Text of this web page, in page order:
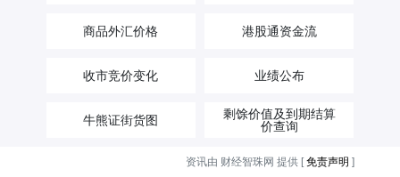
商品外汇价格 港股通资金流
收市竞价变化 业绩公布
牛熊证街货图
剩馀价值及到期结算
价查询
资讯由 财经智珠网 提供 [免责声明 ]